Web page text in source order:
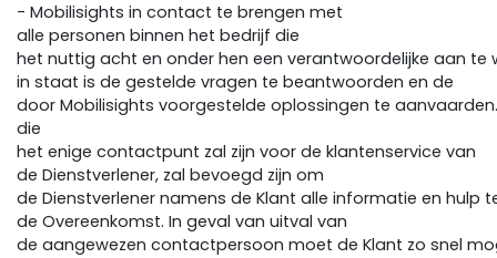
- Mobilisights in contact te brengen met
alle personen binnen het bedrijf die
het nuttig acht en onder hen een verantwoordelijke aan te
in staat is de gestelde vragen te beantwoorden en de
door Mobilisights voorgestelde oplossingen te
die
het enige contactpunt zal zijn voor de klantenservice van
de Dienstverlener, zal bevoegd zijn om
de Dienstverlener namens de Klant alle informatie en hulp
de Overeenkomst. In geval van uitval van
de aangewezen contactpersoon moet de Klant zo snel